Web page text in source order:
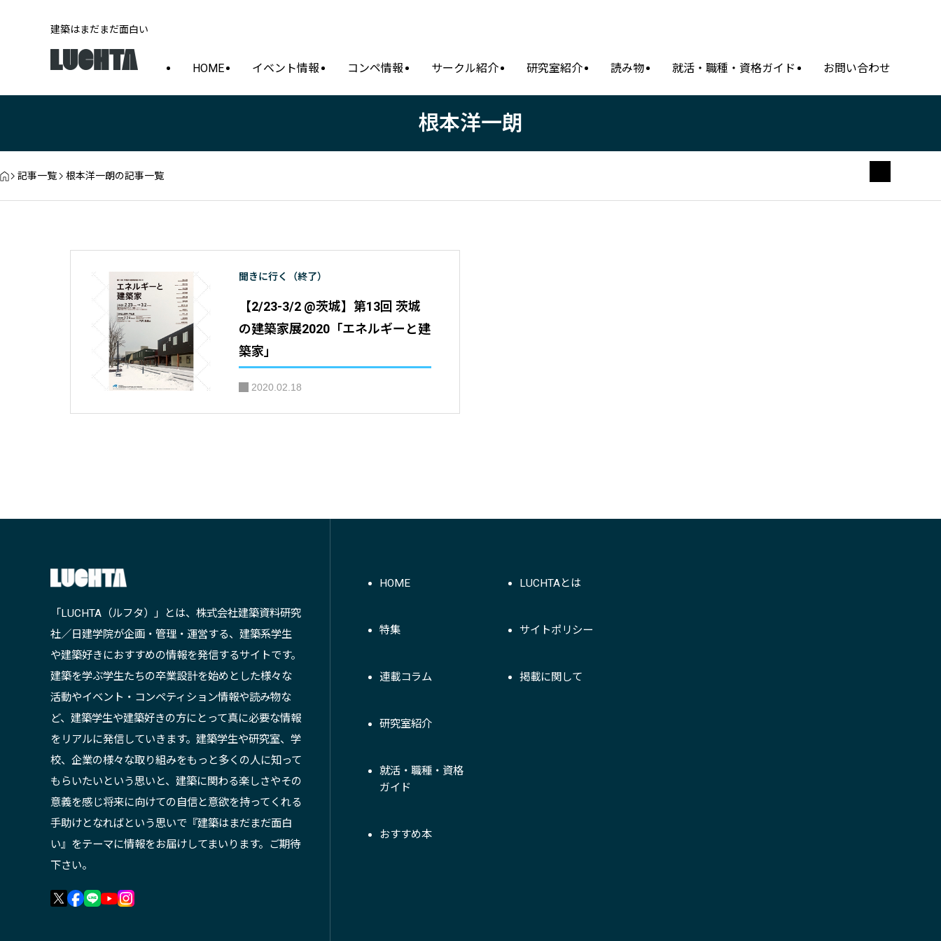
建築はまだまだ面白い
HOME イベント情報 コンペ情報 サークル紹介 研究室紹介 読み物 就活・職種・資格ガイド お問い合わせ
根本洋一朗
記事一覧 根本洋一朗の記事一覧
聞きに行く（終了）
【2/23-3/2 @茨城】第13回 茨城
の建築家展2020「エネルギーと建
築家」
2020.02.18
「LUCHTA（ルフタ）」とは、株式会社建築資料研究
社／日建学院が企画・管理・運営する、建築系学生
や建築好きにおすすめの情報を発信するサイトです。
建築を学ぶ学生たちの卒業設計を始めとした様々な
活動やイベント・コンペティション情報や読み物な
ど、建築学生や建築好きの方にとって真に必要な情報
をリアルに発信していきます。建築学生や研究室、学
校、企業の様々な取り組みをもっと多くの人に知って
もらいたいという思いと、建築に関わる楽しさやその
意義を感じ将来に向けての自信と意欲を持ってくれる
手助けとなればという思いで『建築はまだまだ面白
い』をテーマに情報をお届けしてまいります。ご期待
下さい。
HOME
特集
連載コラム
研究室紹介
就活・職種・資格
ガイド
おすすめ本
LUCHTAとは
サイトポリシー
掲載に関して